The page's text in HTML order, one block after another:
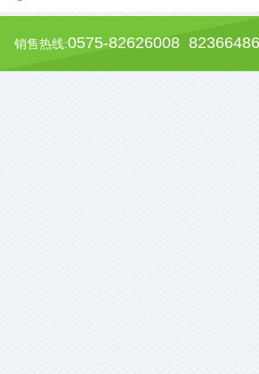
销售热线:0575-82626008 82366486